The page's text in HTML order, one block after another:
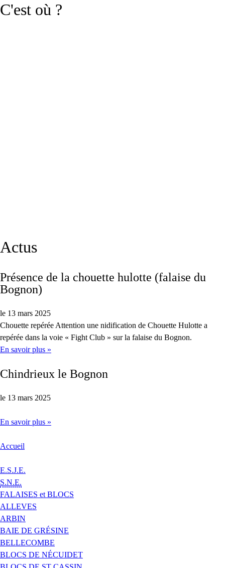
C'est où ?
Actus
Présence de la chouette hulotte (falaise du
Bognon)
le 13 mars 2025
Chouette repérée Attention une nidification de Chouette Hulotte a
repérée dans la voie « Fight Club » sur la falaise du Bognon.
En savoir plus »
Chindrieux le Bognon
le 13 mars 2025
En savoir plus »
Accueil
E.S.J.E.
S.N.E.
FALAISES et BLOCS
ALLEVES
ARBIN
BAIE DE GRÉSINE
BELLECOMBE
BLOCS DE NÉCUIDET